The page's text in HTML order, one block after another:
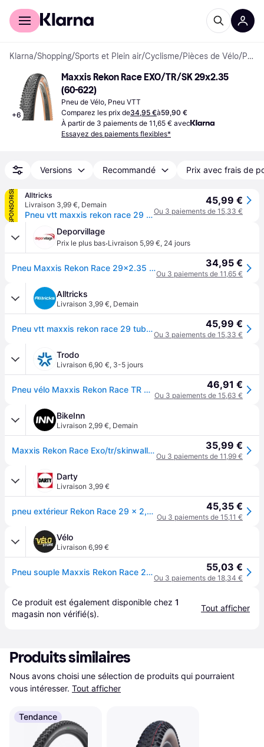
Acheter avec Klarna
Klarna/Shopping/Sports et Plein air/Cyclisme/Pièces de Vélo/ Pneus de Vélo
+6
Maxxis Rekon Race EXO/TR/SK 29x2.35
(60-622)
Pneu de Vélo, Pneu VTT
Comparez les prix de34,95 €à59,90 €
À partir de 3 paiements de 11,65 € avec
Essayez des paiements flexibles*
Versions Recommandé Prix avec frais de
SPONSORISÉ
Alltricks
Livraison 3,99 €, Demain
Pneu vtt maxxis rekon race 29 tubeless ready dual exo protection 60tpi dark tan wall
45,99 €
Ou 3 paiements de 15,33 €
Deporvillage
Prix le plus bas·Livraison 5,99 €, 24 jours
Pneu Maxxis Rekon Race 29x2.35 120 TPI EXO Tubeless Ready noir - Black 34,95 €
Ou 3 paiements de 11,65 €
Alltricks
Livraison 3,99 €, Demain
Pneu vtt maxxis rekon race 29 tubeless ready dual exo protection 60tpi dark tan wall 45,99 €
Ou 3 paiements de 15,33 €
Trodo
Livraison 6,90 €, 3-5 jours
Pneu vélo Maxxis Rekon Race TR 29 x 2.35 Tanwall 46,91 €
Ou 3 paiements de 15,63 €
BikeInn
Livraison 2,99 €, Demain
Maxxis Rekon Race Exo/tr/skinwall 60 Tpi Tubeless 29´´ X 2.35 Mtb Tyre Noir 29´´ x 2.35 35,99 €
Ou 3 paiements de 11,99 €
Darty
Livraison 3,99 €
pneu extérieur Rekon Race 29 x 2,35 (60-622) noir/brun 45,35 €
Ou 3 paiements de 15,11 €
Vélo
Livraison 6,99 €
Pneu souple Maxxis Rekon Race 29x2.35 60tpi Exo / Tubeless Ready / tanwall - Noir 55,03 €
Ou 3 paiements de 18,34 €
Ce produit est également disponible chez 1
magasin non vérifié(s).
Tout afficher
Produits similaires
Nous avons choisi une sélection de produits qui pourraient
vous intéresser. Tout afficher
Tendance